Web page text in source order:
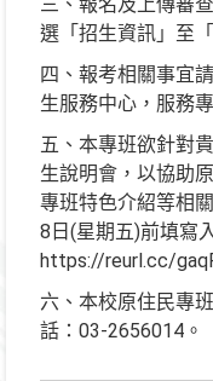
選「招生資訊」至
四、報考相關事宜
生服務中心，服務
五、本專班欲針對
生說明會，以協助
專班特色介紹等相
8日(星期五)前填寫
https://reurl.cc/
六、本校原住民專
話：03-2656014。